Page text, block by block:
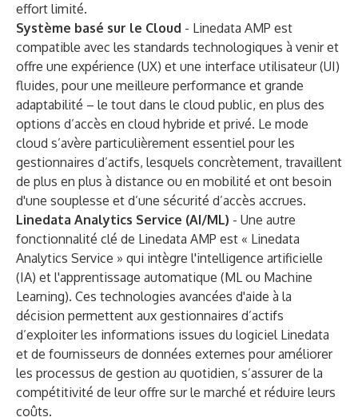
effort limité.
Système basé sur le Cloud - Linedata AMP est
compatible avec les standards technologiques à venir et
offre une expérience (UX) et une interface utilisateur (UI)
fluides, pour une meilleure performance et grande
adaptabilité – le tout dans le cloud public, en plus des
options d’accès en cloud hybride et privé. Le mode
cloud s’avère particulièrement essentiel pour les
gestionnaires d’actifs, lesquels concrètement, travaillent
de plus en plus à distance ou en mobilité et ont besoin
d'une souplesse et d’une sécurité d’accès accrues.
Linedata Analytics Service (AI/ML) - Une autre
fonctionnalité clé de Linedata AMP est « Linedata
Analytics Service » qui intègre l'intelligence artificielle
(IA) et l'apprentissage automatique (ML ou Machine
Learning). Ces technologies avancées d'aide à la
décision permettent aux gestionnaires d’actifs
d’exploiter les informations issues du logiciel Linedata
et de fournisseurs de données externes pour améliorer
les processus de gestion au quotidien, s’assurer de la
compétitivité de leur offre sur le marché et réduire leurs
coûts.